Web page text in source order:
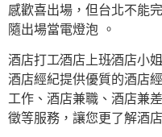
感歡喜出場，但台北不能
隨出場當電燈泡 。
酒店打工∕酒店上班∕酒店小
酒店經紀提供優質的酒店
工作、酒店兼職、酒店兼
徵等服務，讓您更了解酒